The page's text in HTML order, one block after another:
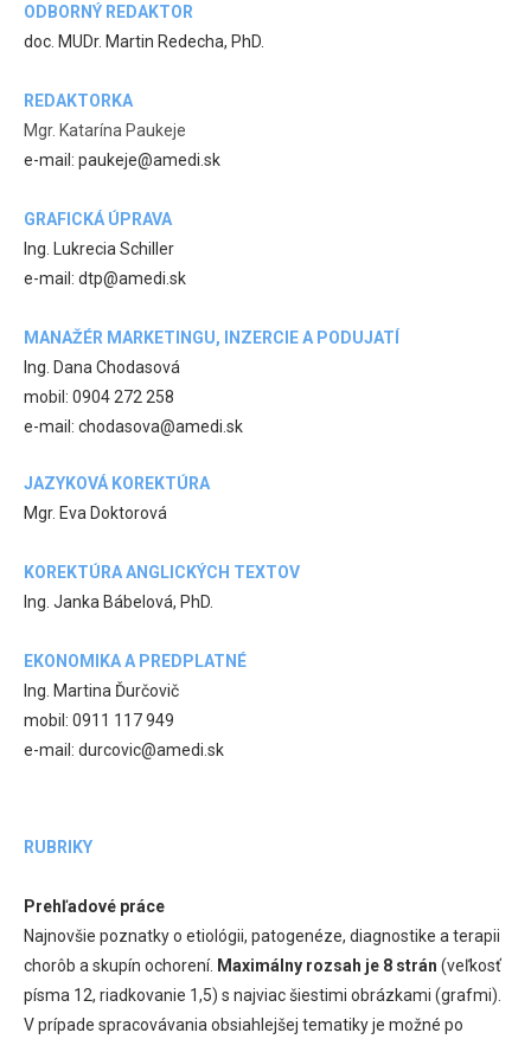
ODBORNÝ REDAKTOR
doc. MUDr. Martin Redecha, PhD.
REDAKTORKA
Mgr. Katarína Paukeje
e-mail: paukeje@amedi.sk
GRAFICKÁ ÚPRAVA
Ing. Lukrecia Schiller
e-mail: dtp@amedi.sk
MANAŽÉR MARKETINGU, INZERCIE A PODUJATÍ
Ing. Dana Chodasová
mobil: 0904 272 258
e-mail: chodasova@amedi.sk
JAZYKOVÁ KOREKTÚRA
Mgr. Eva Doktorová
KOREKTÚRA ANGLICKÝCH TEXTOV
Ing. Janka Bábelová, PhD.
EKONOMIKA A PREDPLATNÉ
Ing. Martina Ďurčovič
mobil: 0911 117 949
e-mail: durcovic@amedi.sk
RUBRIKY
Prehľadové práce
Najnovšie poznatky o etiológii, patogenéze, diagnostike a terapii
chorôb a skupín ochorení. Maximálny rozsah je 8 strán (veľkosť
písma 12, riadkovanie 1,5) s najviac šiestimi obrázkami (grafmi).
V prípade spracovávania obsiahlejšej tematiky je možné po